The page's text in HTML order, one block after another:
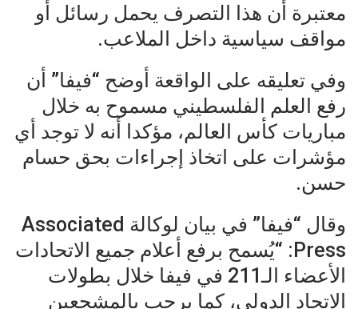
معتبرة أن هذا التصرف يحمل رسائل أو
مواقف سياسية داخل الملاعب.
وفي تعليقه على الواقعة أوضح “فيفا” أن
رفع العلم الفلسطيني مسموح به خلال
مباريات كأس العالم، مؤكدا أنه لا توجد أي
مؤشرات على اتخاذ إجراءات بحق حسام
حسن.
وقال “فيفا” في بيان لوكالة Associated
Press: “يُسمح برفع أعلام جميع الاتحادات
الأعضاء الـ211 في فيفا خلال بطولات
الاتحاد الدولي، كما يرحب بالمشجعين